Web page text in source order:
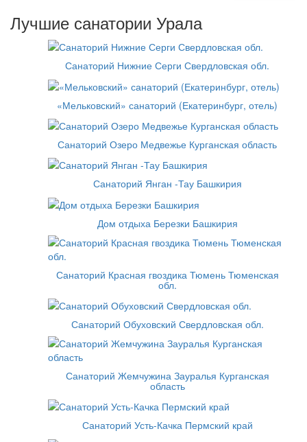
Лучшие санатории Урала
Санаторий Нижние Серги Свердловская обл.
«Мельковский» санаторий (Екатеринбург, отель)
Санаторий Озеро Медвежье Курганская область
Санаторий Янган -Тау Башкирия
Дом отдыха Березки Башкирия
Санаторий Красная гвоздика Тюмень Тюменская
обл.
Санаторий Обуховский Свердловская обл.
Санаторий Жемчужина Зауралья Курганская
область
Санаторий Усть-Качка Пермский край